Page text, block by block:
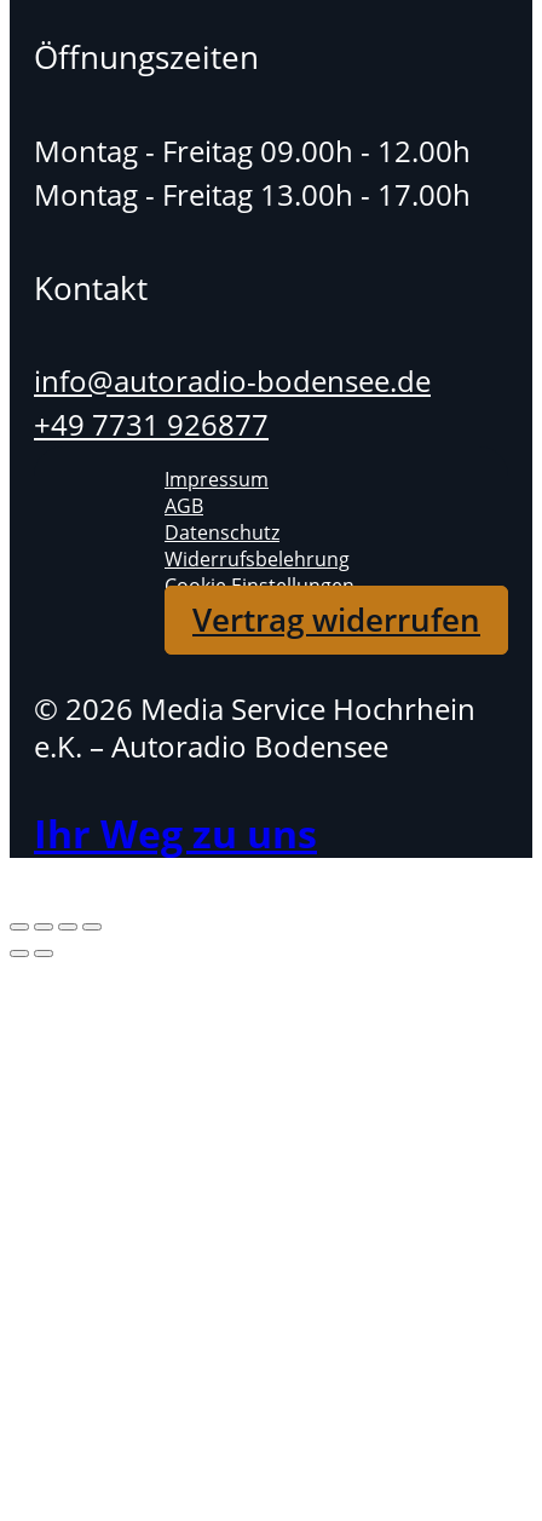
Öffnungszeiten
Montag - Freitag 09.00h - 12.00h
Montag - Freitag 13.00h - 17.00h
Kontakt
info@autoradio-bodensee.de
+49 7731 926877
Impressum
AGB
Datenschutz
Widerrufsbelehrung
Cookie Einstellungen
Vertrag widerrufen
© 2026 Media Service Hochrhein
e.K. – Autoradio Bodensee
Ihr Weg zu uns